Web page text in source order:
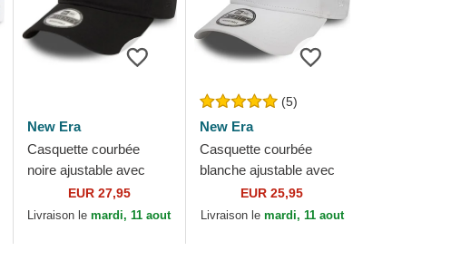
New Era
Casquette courbée
noire ajustable avec
logo noir 9TWENTY
Washed Los Angeles
EUR 27,95
Livraison lemardi, 11 aout
(5)
New Era
Casquette courbée
blanche ajustable avec
logo blanc 9FORTY
League Essential Los
EUR 25,95
Livraison le mardi, 11 aout